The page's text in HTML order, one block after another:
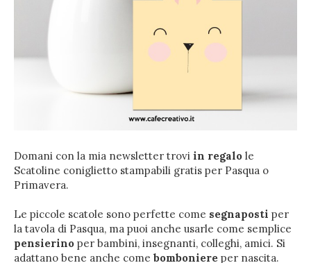
Domani con la mia newsletter trovi in regalo le
Scatoline coniglietto stampabili gratis per Pasqua o
Primavera.
Le piccole scatole sono perfette come segnaposti per
la tavola di Pasqua, ma puoi anche usarle come semplice
pensierino per bambini, insegnanti, colleghi, amici. Si
adattano bene anche come bomboniere per nascita.